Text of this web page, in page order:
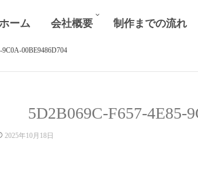
ーム 会社概要 制作までの流れ
00BE9486D704
5D2B069C-F657-4E85-
2025年10月18日